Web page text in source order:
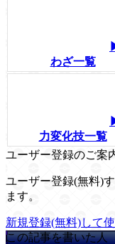
わざ一覧
力変化技一覧
ユーザー登録のご案
ユーザー登録(無料)
ます。
新規登録(無料)して使
この記事を書いた人